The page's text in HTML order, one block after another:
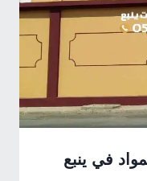
في ينبع